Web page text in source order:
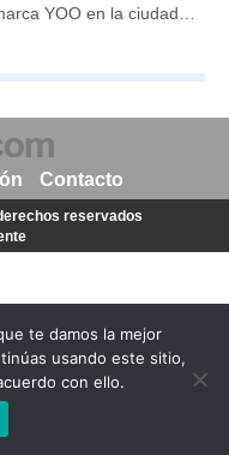
YOO en la ciudad…
te damos la mejor
usando este sitio,
con ello.
Contacto
reservados